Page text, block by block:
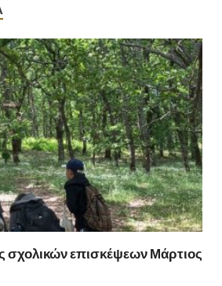
σχολικών επισκέψεων Μάρτιος